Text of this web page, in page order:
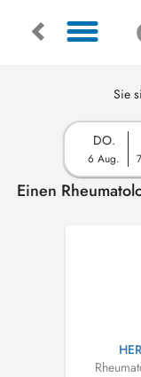
Sie
DO.
6 Aug.
Einen